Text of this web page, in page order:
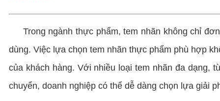
Trong ngành thực phẩm, tem nhãn không chỉ
dùng. Việc lựa chọn tem nhãn thực phẩm phù hợp
của khách hàng. Với nhiều loại tem nhãn đa dạng,
chuyển, doanh nghiệp có thể dễ dàng chọn lựa giải